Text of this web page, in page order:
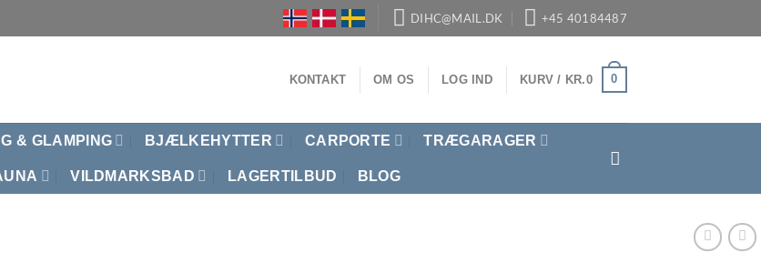
DIHC@MAIL.DK +45 40184487
KONTAKT OM OS LOG IND KURV / KR.0 0
& GLAMPING BJÆLKEHYTTER CARPORTE TRÆGARAGER
VILDMARKSBAD LAGERTILBUD BLOG